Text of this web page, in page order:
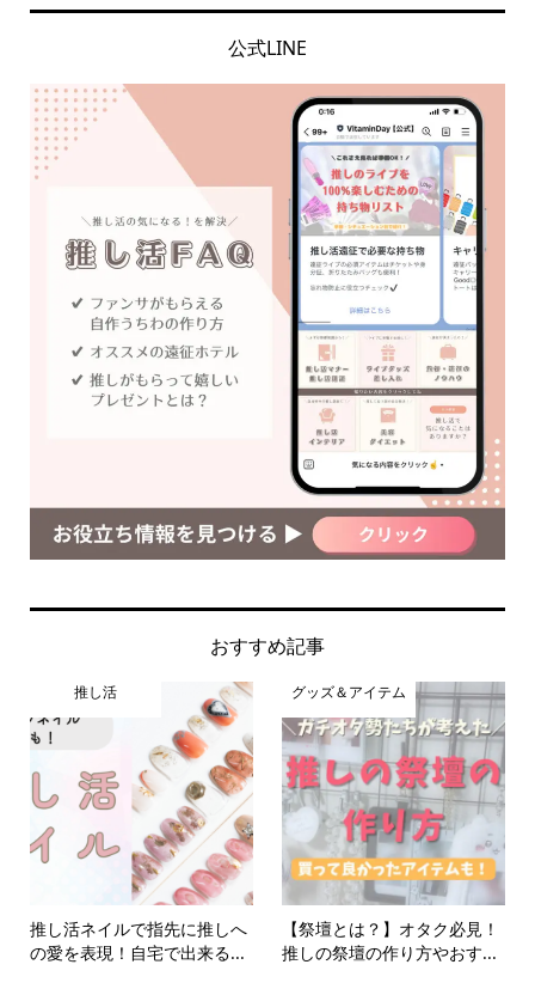
公式LINE
おすすめ記事
推し活
推し活ネイルで指先に推しへ
の愛を表現！自宅で出来る...
グッズ＆アイテム
【祭壇とは？】オタク必見！
推しの祭壇の作り方やおす...